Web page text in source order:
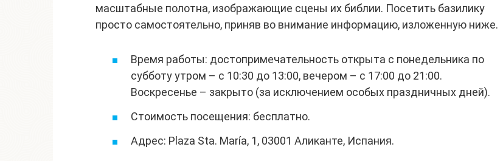
масштабные полотна, изображающие сцены их библии. Посетить базилику
просто самостоятельно, приняв во внимание информацию, изложенную ниже.
Время работы: достопримечательность открыта с понедельника по
субботу утром – с 10:30 до 13:00, вечером – с 17:00 до 21:00.
Воскресенье – закрыто (за исключением особых праздничных дней).
Стоимость посещения: бесплатно.
Адрес: Plaza Sta. María, 1, 03001 Аликанте, Испания.